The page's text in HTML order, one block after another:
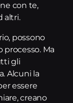
con te,
altri.
possono
Ma
gli
Alcuni la
essere
creano